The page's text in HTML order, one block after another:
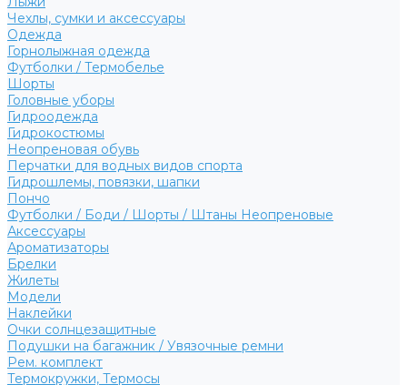
Чехлы, сумки и аксессуары
Одежда
Горнолыжная одежда
Футболки / Термобелье
Шорты
Головные уборы
Гидроодежда
Гидрокостюмы
Неопреновая обувь
Перчатки для водных видов спорта
Гидрошлемы, повязки, шапки
Пончо
Футболки / Боди / Шорты / Штаны Неопреновые
Аксессуары
Ароматизаторы
Брелки
Жилеты
Модели
Наклейки
Очки солнцезащитные
Подушки на багажник / Увязочные ремни
Рем. комплект
Термокружки, Термосы